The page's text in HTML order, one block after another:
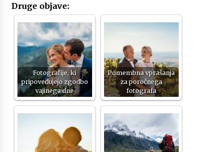
Druge objave:
Fotografije, ki
pripovedujejo zgodbo
vajinega dne
Pomembna vprašanja
za poročnega
fotografa